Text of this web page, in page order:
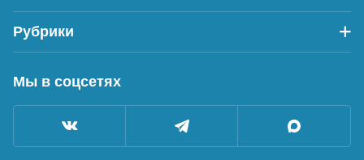
Рубрики
Мы в соцсетях